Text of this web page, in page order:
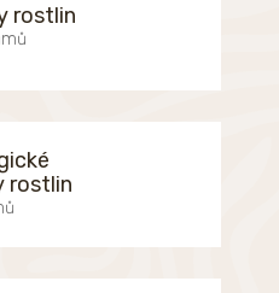
rostlin
rostlin